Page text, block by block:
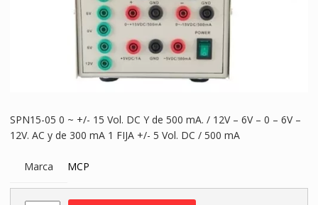
SPN15-05 0 ~ +/- 15 Vol. DC Y de 500 mA. / 12V – 6V – 0 – 6V –
12V. AC y de 300 mA 1 FIJA +/- 5 Vol. DC / 500 mA
Marca MCP